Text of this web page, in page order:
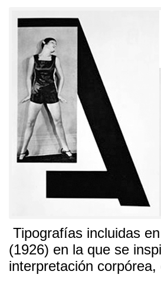
Tipografías incluidas
(1926) en la que se
interpretación corpórea,